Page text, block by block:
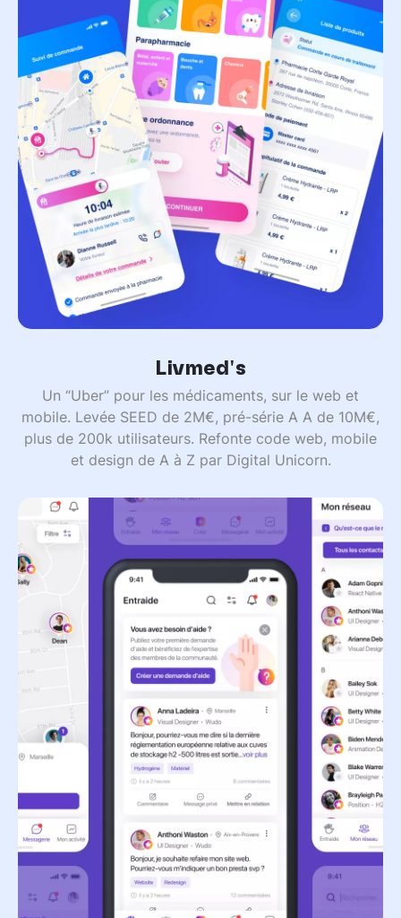
Livmed's
Un “Uber” pour les médicaments, sur le web et
mobile. Levée SEED de 2M€, pré-série A A de 10M€,
plus de 200k utilisateurs. Refonte code web, mobile
et design de A à Z par Digital Unicorn.